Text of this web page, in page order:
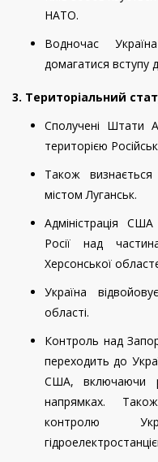
НАТО.
Водночас
домагатися вступу
3. Територіальний
Сполучені Штати
територією
Також
містом Луганськ.
Адміністрація
Росії над
Херсонської
Україна
області.
Контроль над
переходить до
США, включаючи
напрямках.
контролю